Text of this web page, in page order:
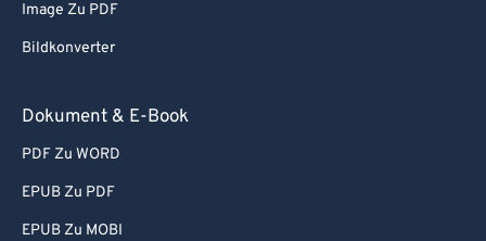
Image Zu PDF
Bildkonverter
Dokument & E-Book
PDF Zu WORD
EPUB Zu PDF
EPUB Zu MOBI